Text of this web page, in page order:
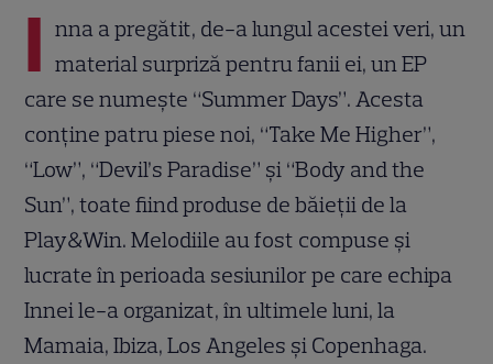
I nna a pregătit, de-a lungul acestei veri, un
material surpriză pentru fanii ei, un EP
care se numeşte “Summer Days”. Acesta
conţine patru piese noi, “Take Me Higher”,
“Low”, “Devil’s Paradise” şi “Body and the
Sun”, toate fiind produse de băieţii de la
Play&Win. Melodiile au fost compuse şi
lucrate în perioada sesiunilor pe care echipa
Innei le-a organizat, în ultimele luni, la
Mamaia, Ibiza, Los Angeles şi Copenhaga.